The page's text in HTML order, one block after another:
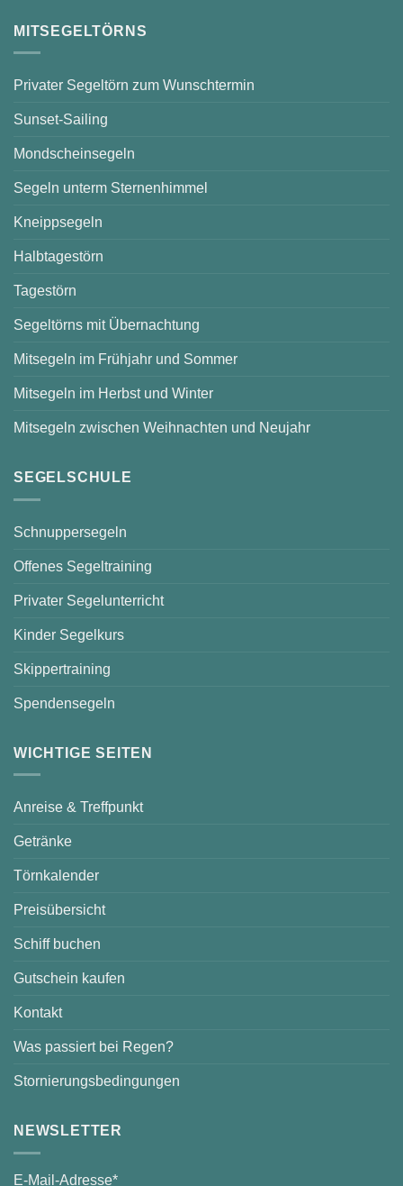
auf
dem
MITSEGELTÖRNS
Privater Segeltörn zum Wunschtermin
Sunset-Sailing
Mondscheinsegeln
Segeln unterm Sternenhimmel
Kneippsegeln
Halbtagestörn
Tagestörn
Segeltörns mit Übernachtung
Mitsegeln im Frühjahr und Sommer
Mitsegeln im Herbst und Winter
Mitsegeln zwischen Weihnachten und Neujahr
SEGELSCHULE
Schnuppersegeln
Offenes Segeltraining
Privater Segelunterricht
Kinder Segelkurs
Skippertraining
Spendensegeln
WICHTIGE SEITEN
Anreise & Treffpunkt
Getränke
Törnkalender
Preisübersicht
Schiff buchen
Gutschein kaufen
Kontakt
Was passiert bei Regen?
Stornierungsbedingungen
NEWSLETTER
E-Mail-Adresse*